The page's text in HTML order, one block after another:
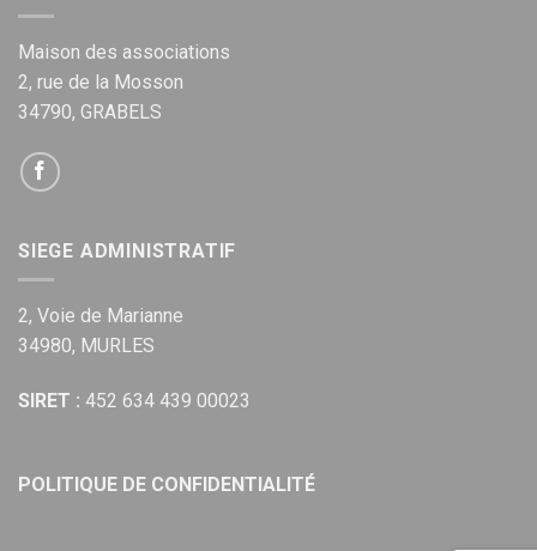
Maison des associations
2, rue de la Mosson
34790, GRABELS
SIEGE ADMINISTRATIF
2, Voie de Marianne
34980, MURLES
SIRET : 452 634 439 00023
POLITIQUE DE CONFIDENTIALITÉ